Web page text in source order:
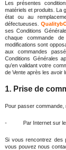
Les présentes
matériels et produits. La
état ou au
défectueuses.
ses Conditions
chaque commande
modifications sont
aux commandes
Conditions Générales
qu’en validant votre
de Vente après les avoir
1. Prise de
Pour passer
- Par Internet sur le
Si vous rencontrez des
vous pouvez nous